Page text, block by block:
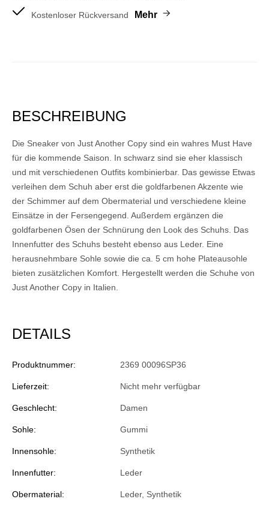
Kostenloser Rückversand Mehr
BESCHREIBUNG
Die Sneaker von Just Another Copy sind ein wahres Must Have
für die kommende Saison. In schwarz sind sie eher klassisch
und mit verschiedenen Outfits kombinierbar. Das gewisse Etwas
verleihen dem Schuh aber erst die goldfarbenen Akzente wie
der Schimmer auf dem Obermaterial und verschiedene kleine
Einsätze in der Fersengegend. Außerdem ergänzen die
goldfarbenen Ösen der Schnürung den Look des Schuhs. Das
Innenfutter des Schuhs besteht ebenso aus Leder. Eine
herausnehmbare Sohle sowie die ca. 5 cm hohe Plateausohle
bieten zusätzlichen Komfort. Hergestellt werden die Schuhe von
Just Another Copy in Italien.
DETAILS
Produktnummer: 2369 00096SP36
Lieferzeit: Nicht mehr verfügbar
Geschlecht: Damen
Sohle: Gummi
Innensohle: Synthetik
Innenfutter: Leder
Obermaterial: Leder, Synthetik